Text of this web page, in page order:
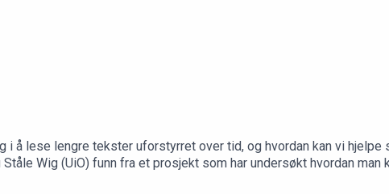
i å lese lengre tekster uforstyrret over tid, og hvordan kan vi
Wig (UiO) funn fra et prosjekt som har undersøkt hvordan
ut valgmuligheter og distraksjoner med papirbøker og lesing i